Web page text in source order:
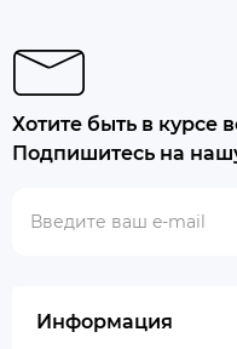
Хотите быть в курсе
Подпишитесь на
Информация